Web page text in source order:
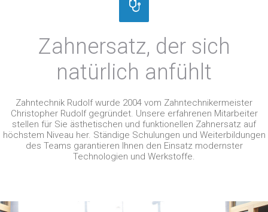
Zahnersatz, der sich
natürlich anfühlt
Zahntechnik Rudolf wurde 2004 vom Zahntechnikermeister
Christopher Rudolf gegründet. Unsere erfahrenen Mitarbeiter
stellen für Sie ästhetischen und funktionellen Zahnersatz auf
höchstem Niveau her. Ständige Schulungen und Weiterbildungen
des Teams garantieren Ihnen den Einsatz modernster
Technologien und Werkstoffe.